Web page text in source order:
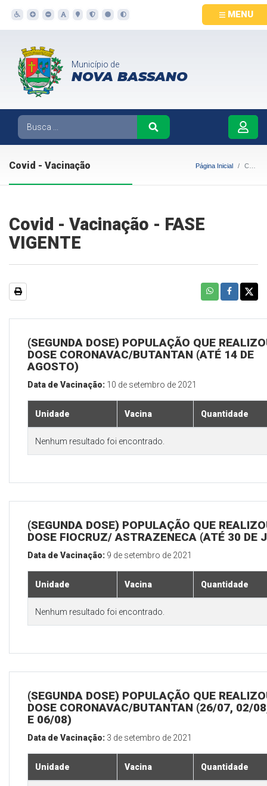
MENU
Município de
NOVA BASSANO
Covid - Vacinação Página Inicial Covid - Vacinação
Covid - Vacinação - FASE
VIGENTE
(SEGUNDA DOSE) POPULAÇÃO QUE
DOSE CORONAVAC/BUTANTAN (ATÉ 14 DE
AGOSTO)
Data de Vacinação: 10 de setembro de 2021
Unidade Vacina Quantidade
Nenhum resultado foi encontrado.
(SEGUNDA DOSE) POPULAÇÃO QUE
DOSE FIOCRUZ/ ASTRAZENECA (ATÉ 30 DE
Data de Vacinação: 9 de setembro de 2021
Unidade Vacina Quantidade
Nenhum resultado foi encontrado.
(SEGUNDA DOSE) POPULAÇÃO QUE
DOSE CORONAVAC/BUTANTAN (26/07, 02/
E 06/08)
Data de Vacinação: 3 de setembro de 2021
Unidade Vacina Quantidade